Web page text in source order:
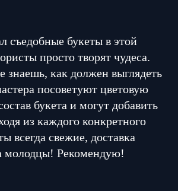
съедобные букеты в этой
просто творят чудеса.
знаешь, как должен выглядеть
посоветуют цветовую
букета и могут добавить
из каждого конкретного
всегда свежие, доставка
молодцы! Рекомендую!